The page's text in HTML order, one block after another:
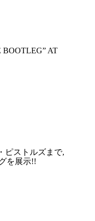
ピストルズまで,
を展示!!